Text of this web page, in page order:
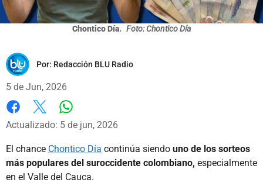
Chontico Día. Foto: Chontico Día
Por: Redacción BLU Radio
5 de Jun, 2026
Facebook
X
Actualizado: 5 de jun, 2026
El chance Chontico Día continúa siendo uno de los sorteos
más populares del suroccidente colombiano, especialmente
en el Valle del Cauca.